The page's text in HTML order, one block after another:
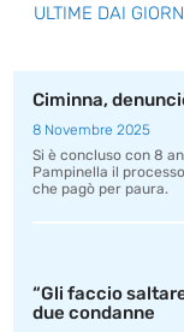
ULTIME DAI
Ciminna,
8 Novembre 2025
Si è concluso con 8
Pampinella il
che pagò per paura.
“Gli faccio
due condanne